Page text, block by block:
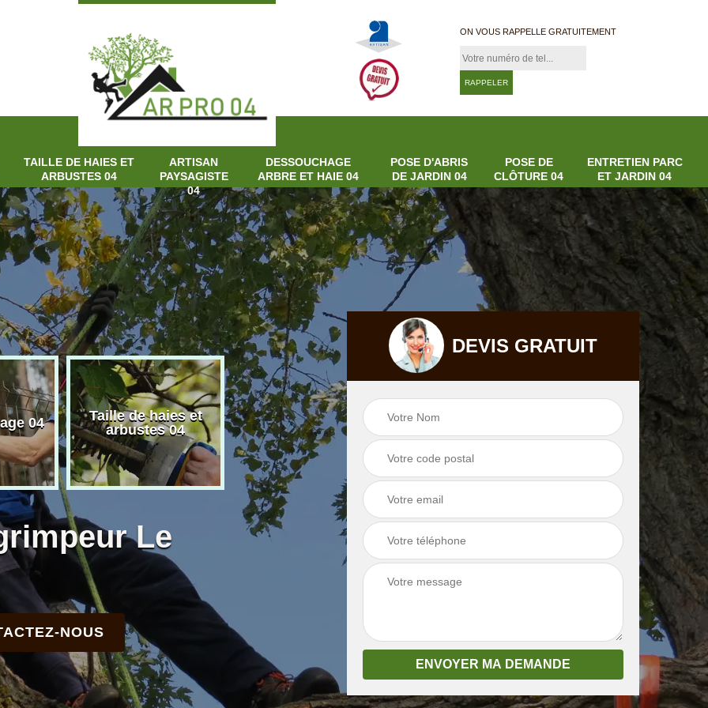
ON VOUS RAPPELLE GRATUITEMENT
TAILLE DE HAIES ET
ARBUSTES 04
ARTISAN
PAYSAGISTE
04
DESSOUCHAGE
ARBRE ET HAIE 04
POSE D'ABRIS
DE JARDIN 04
POSE DE
CLÔTURE 04
ENTRETIEN PARC
ET JARDIN 04
04
Taille de haies et
arbustes 04
Artisan paysagiste
04
Dessouchage arbre
Pose d'abris de
jardin 04
Le
NOUS
DEVIS GRATUIT